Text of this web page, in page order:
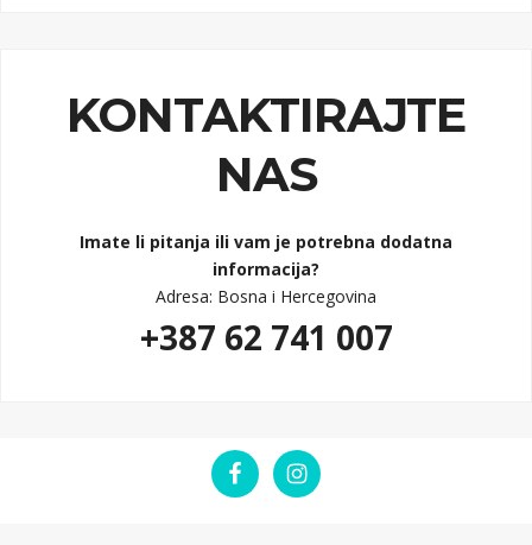
KONTAKTIRAJTE
NAS
Imate li pitanja ili vam je potrebna dodatna
informacija?
Adresa: Bosna i Hercegovina
+387 62 741 007